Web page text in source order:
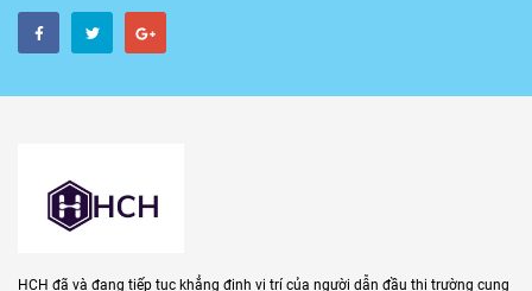
HCH đã và đang tiếp tục khẳng định vị trí của người dẫn đầu thị trường cung